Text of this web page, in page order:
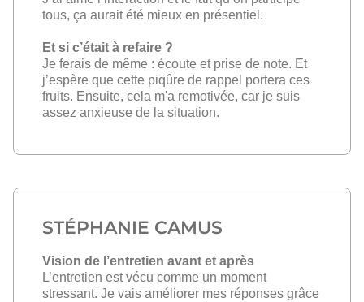
tous, ça aurait été mieux en présentiel.
Et si c’était à refaire ?
Je ferais de même : écoute et prise de note. Et
j’espère que cette piqûre de rappel portera ces
fruits. Ensuite, cela m'a remotivée, car je suis
assez anxieuse de la situation.
STÉPHANIE CAMUS
Vision de l’entretien avant et après
L’entretien est vécu comme un moment
stressant. Je vais améliorer mes réponses grâce